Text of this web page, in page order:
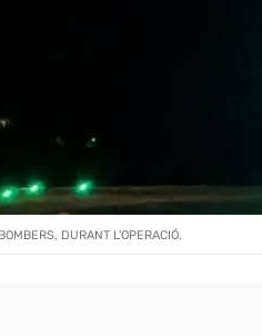
DURANT L'OPERACIÓ.